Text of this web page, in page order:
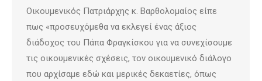
Οικουμενικός Πατριάρχης κ. Βαρθολομαίος είπε
πως «προσευχόμεθα να εκλεγεί ένας άξιος
διάδοχος του Πάπα Φραγκίσκου για να συνεχίσουμε
τις οικουμενικές σχέσεις, τον οικουμενικό διάλογο
που αρχίσαμε εδώ και μερικές δεκαετίες, όπως